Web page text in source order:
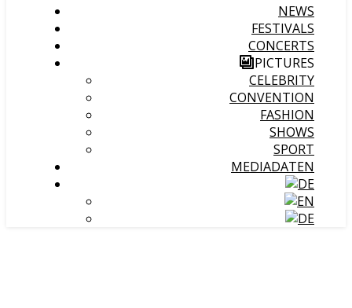
NEWS
FESTIVALS
CONCERTS
PICTURES
CELEBRITY
CONVENTION
FASHION
SHOWS
SPORT
MEDIADATEN